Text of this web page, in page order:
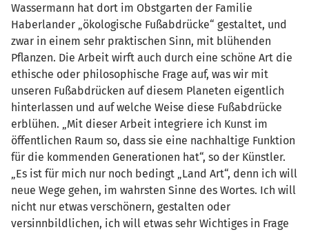
Wassermann hat dort im Obstgarten der Familie
Haberlander „ökologische Fußabdrücke“ gestaltet, und
zwar in einem sehr praktischen Sinn, mit blühenden
Pflanzen. Die Arbeit wirft auch durch eine schöne Art die
ethische oder philosophische Frage auf, was wir mit
unseren Fußabdrücken auf diesem Planeten eigentlich
hinterlassen und auf welche Weise diese Fußabdrücke
erblühen. „Mit dieser Arbeit integriere ich Kunst im
öffentlichen Raum so, dass sie eine nachhaltige Funktion
für die kommenden Generationen hat“, so der Künstler.
„Es ist für mich nur noch bedingt „Land Art“, denn ich will
neue Wege gehen, im wahrsten Sinne des Wortes. Ich will
nicht nur etwas verschönern, gestalten oder
versinnbildlichen, ich will etwas sehr Wichtiges in Frage